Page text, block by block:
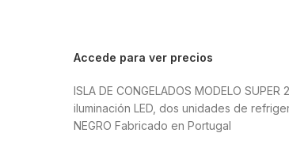
Accede para ver precios
ISLA DE CONGELADOS MODELO
iluminación LED, dos unidades de
NEGRO Fabricado en Portugal